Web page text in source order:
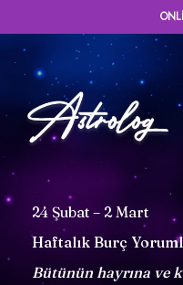
atla
24 Şubat – 2 Mart
Haftalık Burç
Bütünün hayrına ve